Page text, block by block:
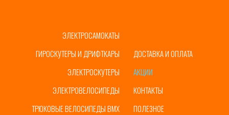
ЭЛЕКТРОСАМОКАТЫ
ГИРОСКУТЕРЫ И ДРИФТКАРЫ
ЭЛЕКТРОСКУТЕРЫ
ЭЛЕКТРОВЕЛОСИПЕДЫ
ТРЮКОВЫЕ ВЕЛОСИПЕДЫ BMX
ДОСТАВКА И ОПЛАТА
АКЦИИ
КОНТАКТЫ
ПОЛЕЗНОЕ